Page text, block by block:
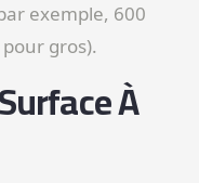
exemple, 600
gros).
À